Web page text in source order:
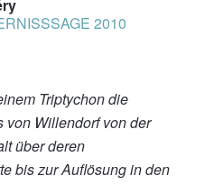
2010
Triptychon die
von Willendorf von der
über deren
bis zur Auflösung in den